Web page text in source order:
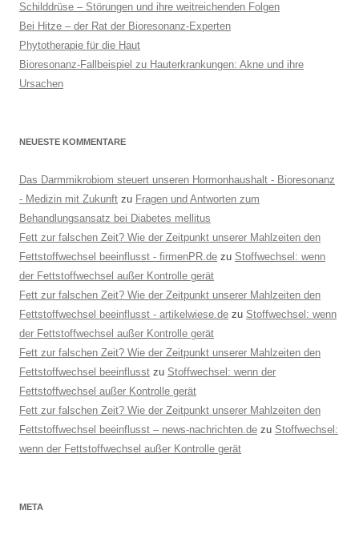
Schilddrüse – Störungen und ihre weitreichenden Folgen
Bei Hitze – der Rat der Bioresonanz-Experten
Phytotherapie für die Haut
Bioresonanz-Fallbeispiel zu Hauterkrankungen: Akne und ihre
Ursachen
NEUESTE KOMMENTARE
Das Darmmikrobiom steuert unseren Hormonhaushalt - Bioresonanz
- Medizin mit Zukunft zu Fragen und Antworten zum
Behandlungsansatz bei Diabetes mellitus
Fett zur falschen Zeit? Wie der Zeitpunkt unserer Mahlzeiten den
Fettstoffwechsel beeinflusst - firmenPR.de zu Stoffwechsel: wenn
der Fettstoffwechsel außer Kontrolle gerät
Fett zur falschen Zeit? Wie der Zeitpunkt unserer Mahlzeiten den
Fettstoffwechsel beeinflusst - artikelwiese.de zu Stoffwechsel: wenn
der Fettstoffwechsel außer Kontrolle gerät
Fett zur falschen Zeit? Wie der Zeitpunkt unserer Mahlzeiten den
Fettstoffwechsel beeinflusst zu Stoffwechsel: wenn der
Fettstoffwechsel außer Kontrolle gerät
Fett zur falschen Zeit? Wie der Zeitpunkt unserer Mahlzeiten den
Fettstoffwechsel beeinflusst – news-nachrichten.de zu Stoffwechsel:
wenn der Fettstoffwechsel außer Kontrolle gerät
META